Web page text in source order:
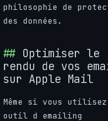
philosophie de
des données.
Optimiser le
rendu de vos
sur Apple Mail
Même si vous
outil d emailing